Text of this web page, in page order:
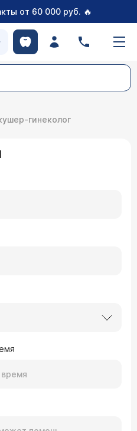
от 60 000 руб. 🔥
гинеколог